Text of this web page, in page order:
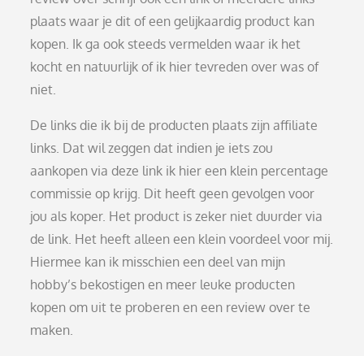
plaats waar je dit of een gelijkaardig product kan
kopen. Ik ga ook steeds vermelden waar ik het
kocht en natuurlijk of ik hier tevreden over was of
niet.
De links die ik bij de producten plaats zijn affiliate
links. Dat wil zeggen dat indien je iets zou
aankopen via deze link ik hier een klein percentage
commissie op krijg. Dit heeft geen gevolgen voor
jou als koper. Het product is zeker niet duurder via
de link. Het heeft alleen een klein voordeel voor mij.
Hiermee kan ik misschien een deel van mijn
hobby’s bekostigen en meer leuke producten
kopen om uit te proberen en een review over te
maken.